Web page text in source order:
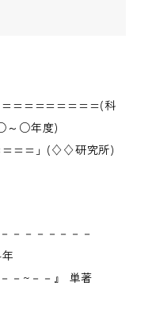
科
～○年度)
」(♢♢研究所)
－－－－－－－
－~－－』 単著